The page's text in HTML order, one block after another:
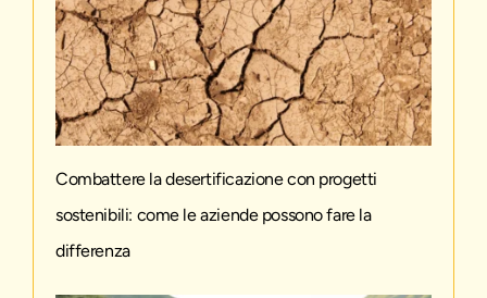
Combattere la desertificazione con progetti
sostenibili: come le aziende possono fare la
differenza